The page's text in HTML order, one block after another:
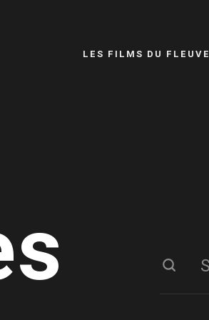
LES FILMS DU FLEUVE